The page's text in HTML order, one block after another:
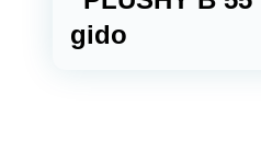
gido